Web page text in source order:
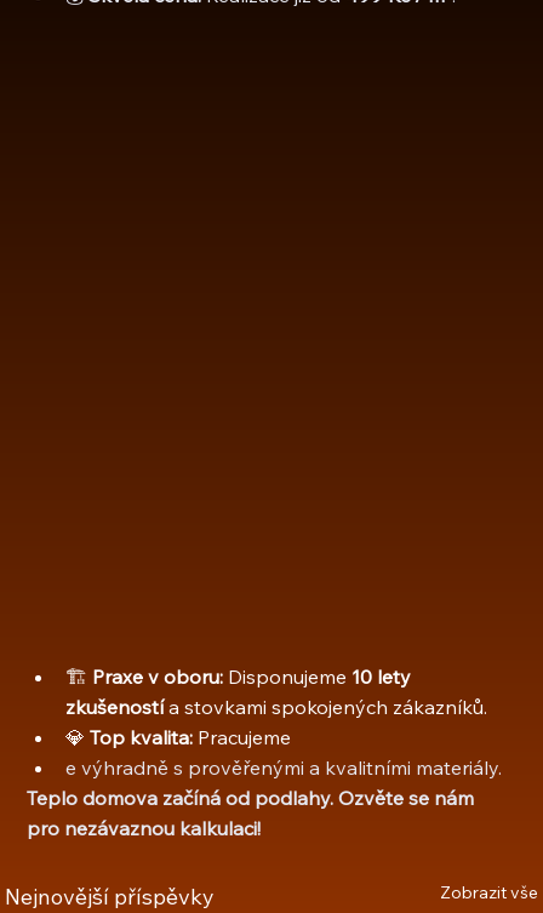
🏗️ Praxe v oboru: Disponujeme 10 lety
zkušeností a stovkami spokojených zákazníků.
💎 Top kvalita: Pracujeme
e výhradně s prověřenými a kvalitními materiály.
Teplo domova začíná od podlahy. Ozvěte se nám
pro nezávaznou kalkulaci!
Nejnovější příspěvky Zobrazit vše